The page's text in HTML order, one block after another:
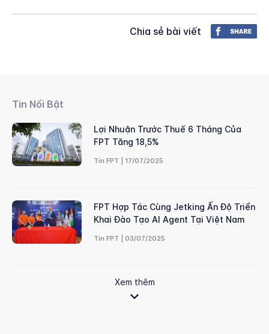
Chia sẻ bài viết
Tin Nổi Bật
Lợi Nhuận Trước Thuế 6 Tháng Của
FPT Tăng 18,5%
Tin FPT | 17/07/2025
FPT Hợp Tác Cùng Jetking Ấn Độ Triển
Khai Đào Tạo AI Agent Tại Việt Nam
Tin FPT | 03/07/2025
Xem thêm